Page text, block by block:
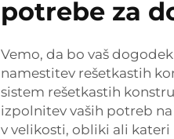
potrebe za
Vemo, da bo vaš
namestitev rešetkastih
sistem rešetkastih
izpolnitev vaših potreb
v velikosti, obliki ali